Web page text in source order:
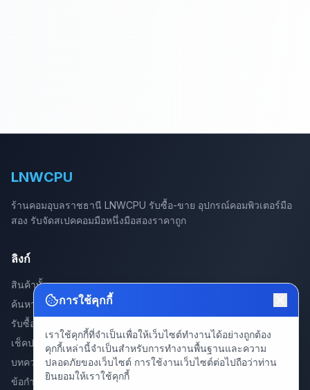
LNWCPU
ร้านคอมอุบลราชธานี LNWCPU รับซื้อ-ขาย อุปกรณ์คอมพิวเตอร์มือ
สอง รับจัดสเปคคอมมือหนึ่งมือสองราคาถูก
ลิงก์
สินค้าทั้งหมด
ค้นหา
รับซื้อสินค้า
เช็คประกันสินค้า
บทความ
ข้อกำหนดการใช้งาน
การใช้คุกกี้
เราใช้คุกกี้ที่จำเป็นเพื่อให้เว็บไซต์ทำงานได้อย่างถูกต้อง
คุกกี้เหล่านี้จำเป็นสำหรับการทำงานพื้นฐานและความ
ปลอดภัยของเว็บไซต์ การใช้งานเว็บไซต์ต่อไปถือว่าท่าน
ยินยอมให้เราใช้คุกกี้